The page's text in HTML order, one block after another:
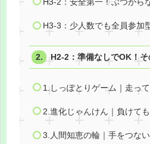
H3-2：安全第一！ぶつから
H3-3：少人数でも全員参加
H2-2：準備なしでOK！
1.しっぽとりゲーム｜走っ
2.進化じゃんけん｜負けても
3.人間知恵の輪｜手をつな